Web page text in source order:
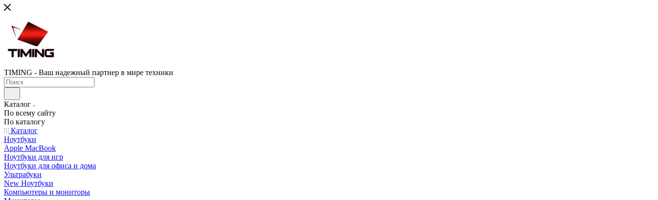
TIMING - Ваш надежный партнер в мире техники
Каталог
По всему сайту
По каталогу
Каталог
Ноутбуки
Apple MacBook
Ноутбуки для игр
Ноутбуки для офиса и дома
Ультрабуки
New Ноутбуки
Компьютеры и мониторы